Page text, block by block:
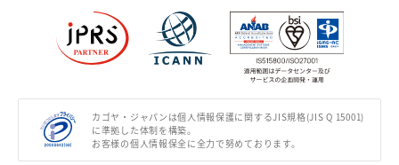
カゴヤ・ジャパンは個人情報保護に関するJIS規格(JIS Q 15001)
に準拠した体制を構築。
お客様の個人情報保全に全力で努めております。